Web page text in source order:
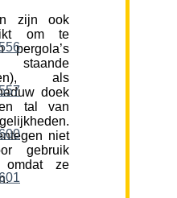
zijn ook
om te
pergola’s
als
doek
tal van
niet
gebruik
omdat ze